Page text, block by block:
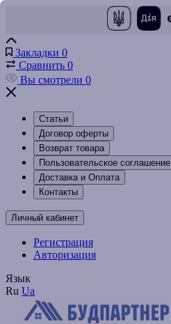
Закладки 0
Сравнить 0
Вы смотрели 0
Статьи
Договор оферты
Возврат товара
Пользовательское соглашение
Доставка и Оплата
Контакты
Личный кабинет
Регистрация
Авторизация
Язык
Ru Ua